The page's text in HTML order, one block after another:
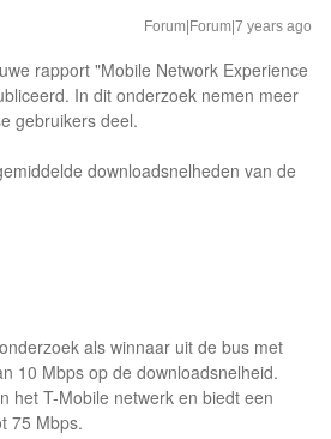
Forum|Forum|7 years ago
rapport "Mobile Network Experience
In dit onderzoek nemen meer
gebruikers deel.
downloadsnelheden van de
als winnaar uit de bus met
10 Mbps op de downloadsnelheid.
het T-Mobile netwerk en biedt een
75 Mbps.